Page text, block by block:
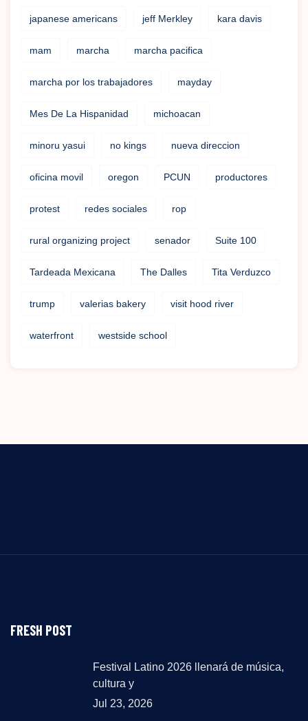
japanese americans jeff Merkley kara davis
mam marcha marcha pacifica
marcha por los trabajadores mayday
Mes De La Hispanidad michoacan
minoru yasui no kings nueva direccion
oficina movil oregon PCUN productores
protest redes sociales rop
rural organizing project senador Suite 100
Tardeada Mexicana The Dalles Tita Verduzco
trump valerias bakery visit hood river
waterfront westside school
FRESH POST
Festival Latino 2026 llenará de música,
cultura y
Jul 23, 2026